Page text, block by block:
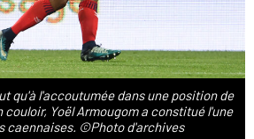
qu'à l'accoutumée dans une position de
Yoël Armougom a constitué l'une
caennaises. ©Photo d'archives